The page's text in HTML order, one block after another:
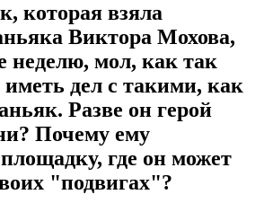
которая взяла
Виктора Мохова,
неделю, мол, как так
дел с такими, как
Разве он герой
Почему ему
где он может
"подвигах"?